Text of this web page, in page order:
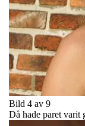
Bild 4 av 9
Då hade paret varit